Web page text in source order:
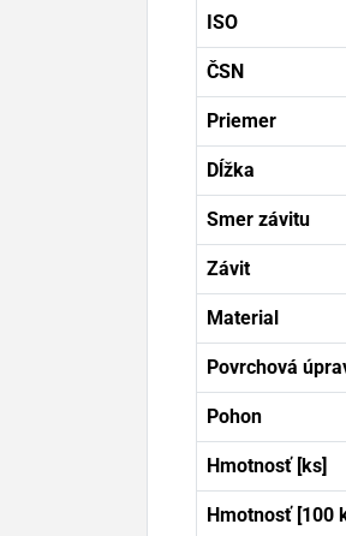
ISO
ČSN
Priemer
Dĺžka
Smer závitu
Závit
Material
Povrchová
Pohon
Hmotnosť [ks]
Hmotnosť [100